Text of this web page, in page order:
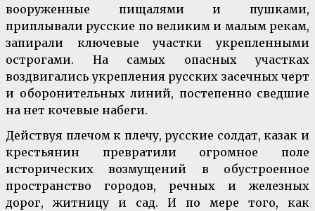
вооруженные пищалями и пушками,
приплывали русские по великим и малым рекам,
запирали ключевые участки укрепленными
острогами. На самых опасных участках
воздвигались укрепления русских засечных черт
и оборонительных линий, постепенно сведшие
на нет кочевые набеги.
Действуя плечом к плечу, русские солдат, казак и
крестьянин превратили огромное поле
исторических возмущений в обустроенное
пространство городов, речных и железных
дорог, житницу и сад. И по мере того, как